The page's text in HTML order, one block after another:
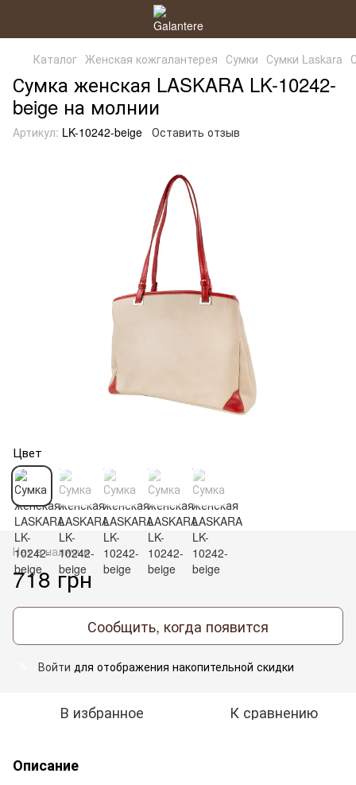
Каталог Женская кожгалантерея Сумки Сумки Laskara
Сумка женская LASKARA LK-10242-
beige на молнии
Артикул: LK-10242-beige Оставить отзыв
Цвет
Нет в наличии
718 грн
Сообщить, когда появится
Войти для отображения накопительной скидки
В избранное К сравнению
Описание